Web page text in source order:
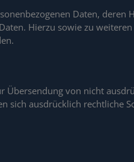
Daten,
Hierzu sowie zu
von nicht
ausdrücklich rechtliche